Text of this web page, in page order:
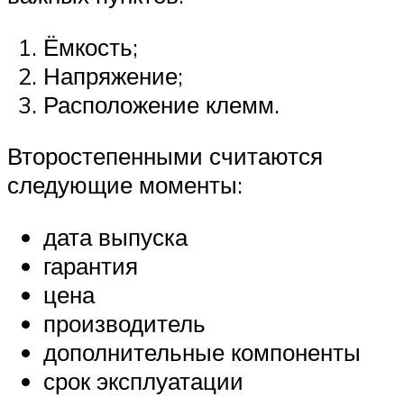
Ёмкость;
Напряжение;
Расположение клемм.
Второстепенными считаются
следующие моменты:
дата выпуска
гарантия
цена
производитель
дополнительные компоненты
срок эксплуатации